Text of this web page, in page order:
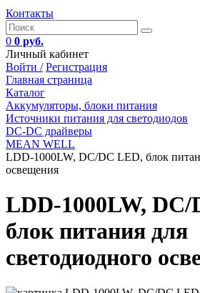
Контакты
0 0 руб.
Личный кабинет
Войти / Регистрация
Главная страница
Каталог
Аккумуляторы, блоки питания
Источники питания для светодиодов
DC-DC драйверы
MEAN WELL
LDD-1000LW, DC/DC LED, блок
освещения
LDD-1000LW, DC/
блок питания для
светодиодного